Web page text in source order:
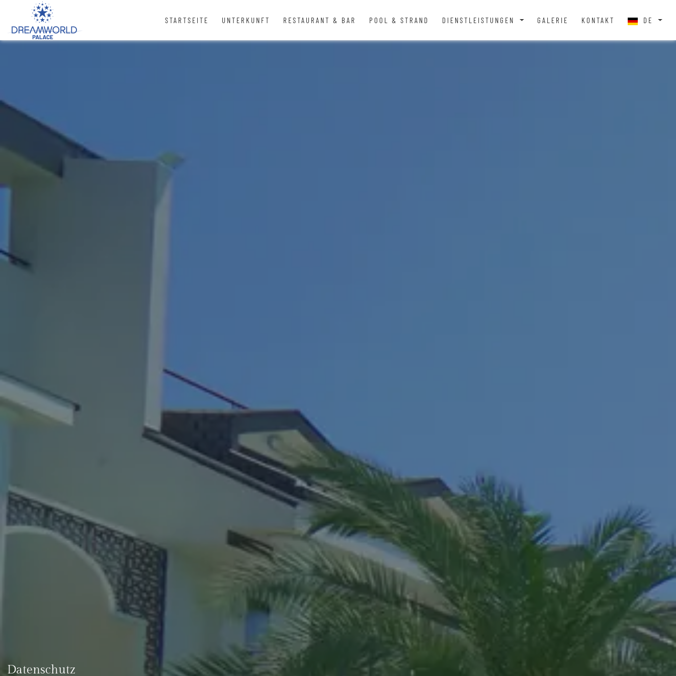
STARTSEITE UNTERKUNFT RESTAURANT & BAR POOL & STRAND DIENSTLEISTUNGEN GALERIE KONTAKT DE
Datenschutz